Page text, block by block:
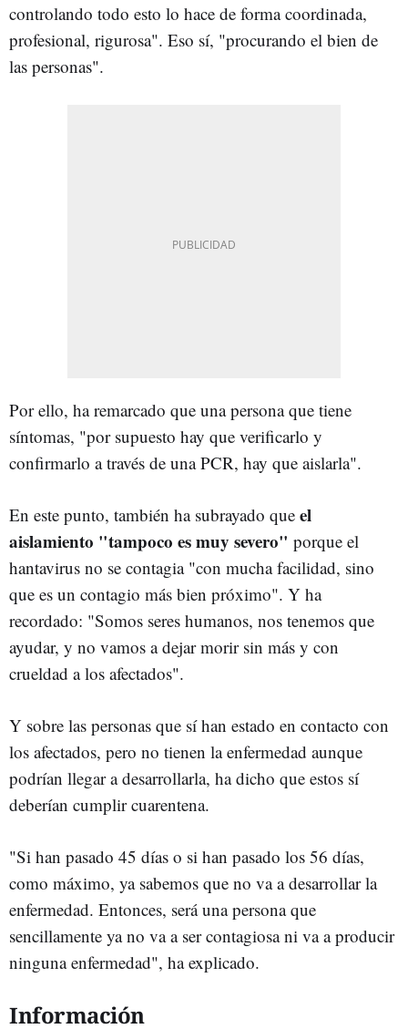
controlando todo esto lo hace de forma coordinada,
profesional, rigurosa". Eso sí, "procurando el bien de
las personas".
Por ello, ha remarcado que una persona que tiene
síntomas, "por supuesto hay que verificarlo y
confirmarlo a través de una PCR, hay que aislarla".
En este punto, también ha subrayado que el
aislamiento "tampoco es muy severo" porque el
hantavirus no se contagia "con mucha facilidad, sino
que es un contagio más bien próximo". Y ha
recordado: "Somos seres humanos, nos tenemos que
ayudar, y no vamos a dejar morir sin más y con
crueldad a los afectados".
Y sobre las personas que sí han estado en contacto con
los afectados, pero no tienen la enfermedad aunque
podrían llegar a desarrollarla, ha dicho que estos sí
deberían cumplir cuarentena.
"Si han pasado 45 días o si han pasado los 56 días,
como máximo, ya sabemos que no va a desarrollar la
enfermedad. Entonces, será una persona que
sencillamente ya no va a ser contagiosa ni va a producir
ninguna enfermedad", ha explicado.
Información